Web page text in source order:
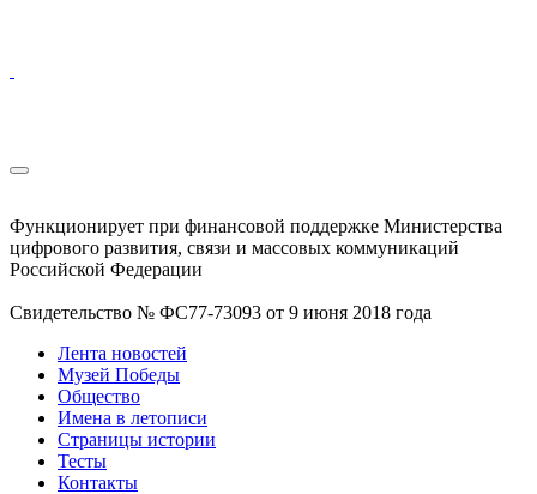
Функционирует при финансовой поддержке Министерства
цифрового развития, связи и массовых коммуникаций
Российской Федерации
Свидетельство № ФС77-73093 от 9 июня 2018 года
Лента новостей
Музей Победы
Общество
Имена в летописи
Страницы истории
Тесты
Контакты